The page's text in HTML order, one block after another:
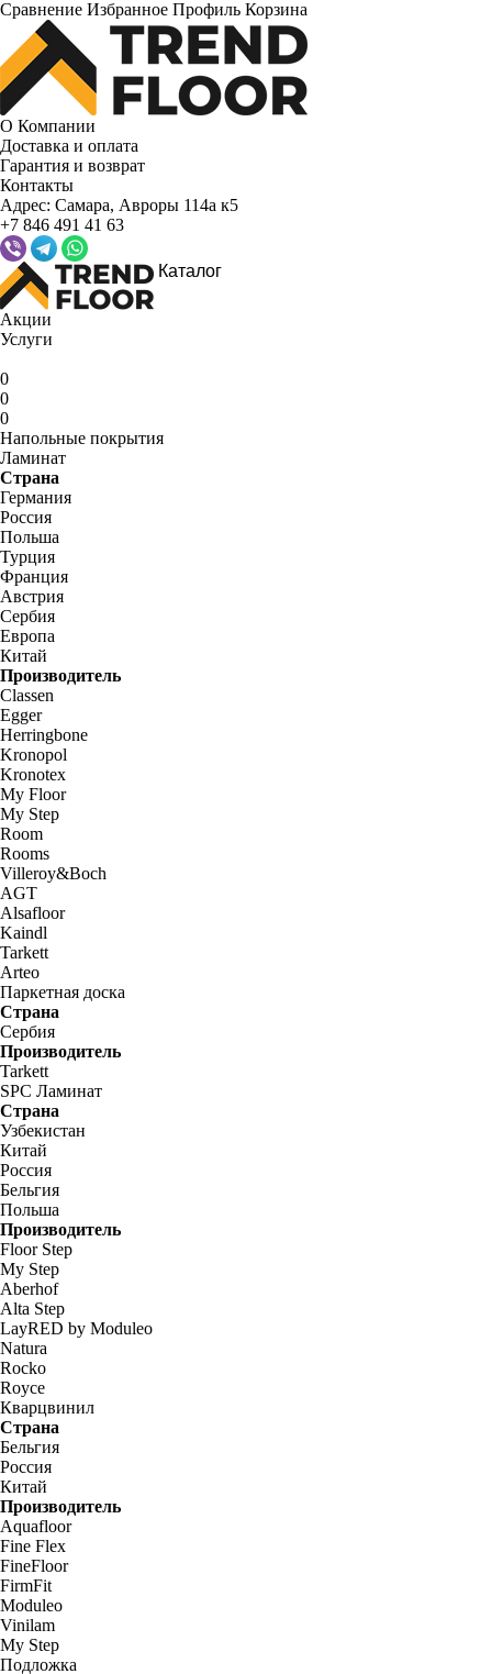
Сравнение Избранное Профиль Корзина
О Компании
Доставка и оплата
Гарантия и возврат
Контакты
Адрес: Самара, Авроры 114а к5
+7 846 491 41 63
Каталог
Акции
Услуги
0
0
0
Напольные покрытия
Ламинат
Страна
Германия
Россия
Польша
Турция
Франция
Австрия
Сербия
Европа
Китай
Производитель
Classen
Egger
Herringbone
Kronopol
Kronotex
My Floor
My Step
Room
Rooms
Villeroy&Boch
AGT
Alsafloor
Kaindl
Tarkett
Arteo
Паркетная доска
Страна
Сербия
Производитель
Tarkett
SPC Ламинат
Страна
Узбекистан
Китай
Россия
Бельгия
Польша
Производитель
Floor Step
My Step
Aberhof
Alta Step
LayRED by Moduleo
Natura
Rocko
Royce
Кварцвинил
Страна
Бельгия
Россия
Китай
Производитель
Aquafloor
Fine Flex
FineFloor
FirmFit
Moduleo
Vinilam
My Step
Подложка